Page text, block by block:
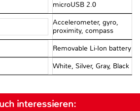
microUSB 2.0
Accelerometer, gyro,
proximity, compass
Removable Li-Ion battery
White, Silver, Gray, Black
interessieren: